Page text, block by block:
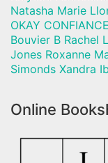
Natasha Marie
OKAY
Bouvier B Rachel
Jones Roxanne
Simonds Xandra
Online